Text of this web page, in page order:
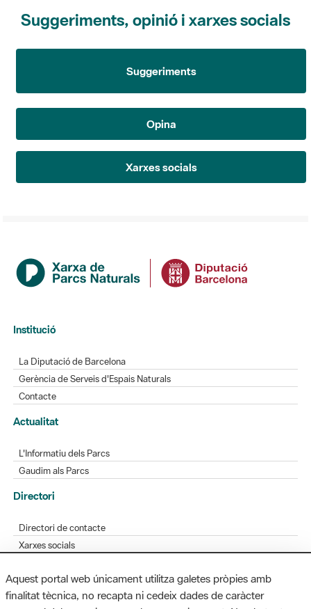
Suggeriments, opinió i xarxes socials
Suggeriments
Opina
Xarxes socials
Institució
La Diputació de Barcelona
Gerència de Serveis d'Espais Naturals
Contacte
Actualitat
L'Informatiu dels Parcs
Gaudim als Parcs
Directori
Directori de contacte
Xarxes socials
Bústia de suggeriments
Opineu sobre els parcs
Aquest portal web únicament utilitza galetes pròpies amb
finalitat tècnica, no recapta ni cedeix dades de caràcter